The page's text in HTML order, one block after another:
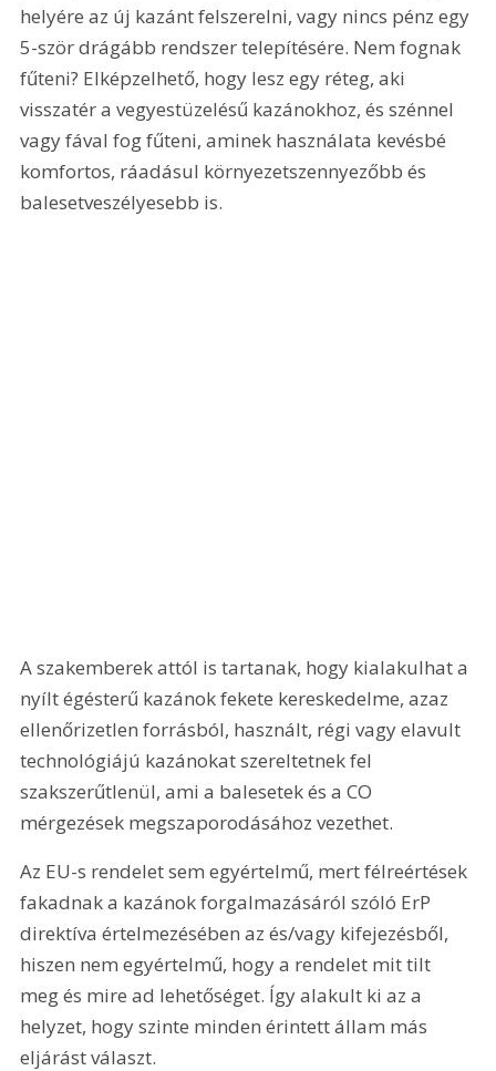
helyére az új kazánt felszerelni, vagy nincs pénz egy
5-ször drágább rendszer telepítésére. Nem fognak
fűteni? Elképzelhető, hogy lesz egy réteg, aki
visszatér a vegyestüzelésű kazánokhoz, és szénnel
vagy fával fog fűteni, aminek használata kevésbé
komfortos, ráadásul környezetszennyezőbb és
balesetveszélyesebb is.
A szakemberek attól is tartanak, hogy kialakulhat a
nyílt égésterű kazánok fekete kereskedelme, azaz
ellenőrizetlen forrásból, használt, régi vagy elavult
technológiájú kazánokat szereltetnek fel
szakszerűtlenül, ami a balesetek és a CO
mérgezések megszaporodásához vezethet.
Az EU-s rendelet sem egyértelmű, mert félreértések
fakadnak a kazánok forgalmazásáról szóló ErP
direktíva értelmezésében az és/vagy kifejezésből,
hiszen nem egyértelmű, hogy a rendelet mit tilt
meg és mire ad lehetőséget. Így alakult ki az a
helyzet, hogy szinte minden érintett állam más
eljárást választ.